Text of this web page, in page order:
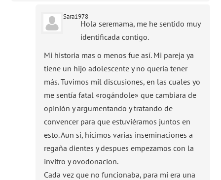
Sara1978
Hola seremama, me he sentido muy
identificada contigo.
Mi historia mas o menos fue así. Mi pareja ya
tiene un hijo adolescente y no quería tener
más. Tuvimos mil discusiones, en las cuales yo
me sentía fatal «rogándole» que cambiara de
opinión y argumentando y tratando de
convencer para que estuviéramos juntos en
esto. Aun si, hicimos varias inseminaciones a
regaña dientes y despues empezamos con la
invitro y ovodonacion.
Cada vez que no funcionaba, para mi era una